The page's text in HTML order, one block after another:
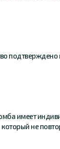
подтверждено
имеет
который не